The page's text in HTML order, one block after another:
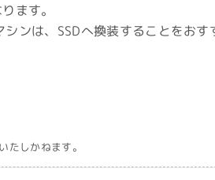
ます。
ンは、SSDへ換装することをおす
たしかねます。